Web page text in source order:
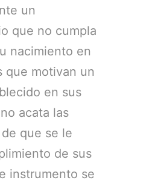
un
que no cumpla
nacimiento en
que motivan un
en sus
acata las
que se le
de sus
instrumento se